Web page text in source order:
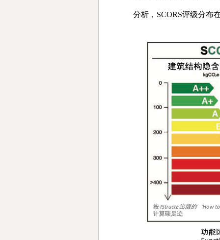
分析， SCORS评级分布